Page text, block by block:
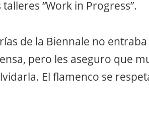
“Work in Progress”.
de la Biennale no
pero les aseguro que
El flamenco se